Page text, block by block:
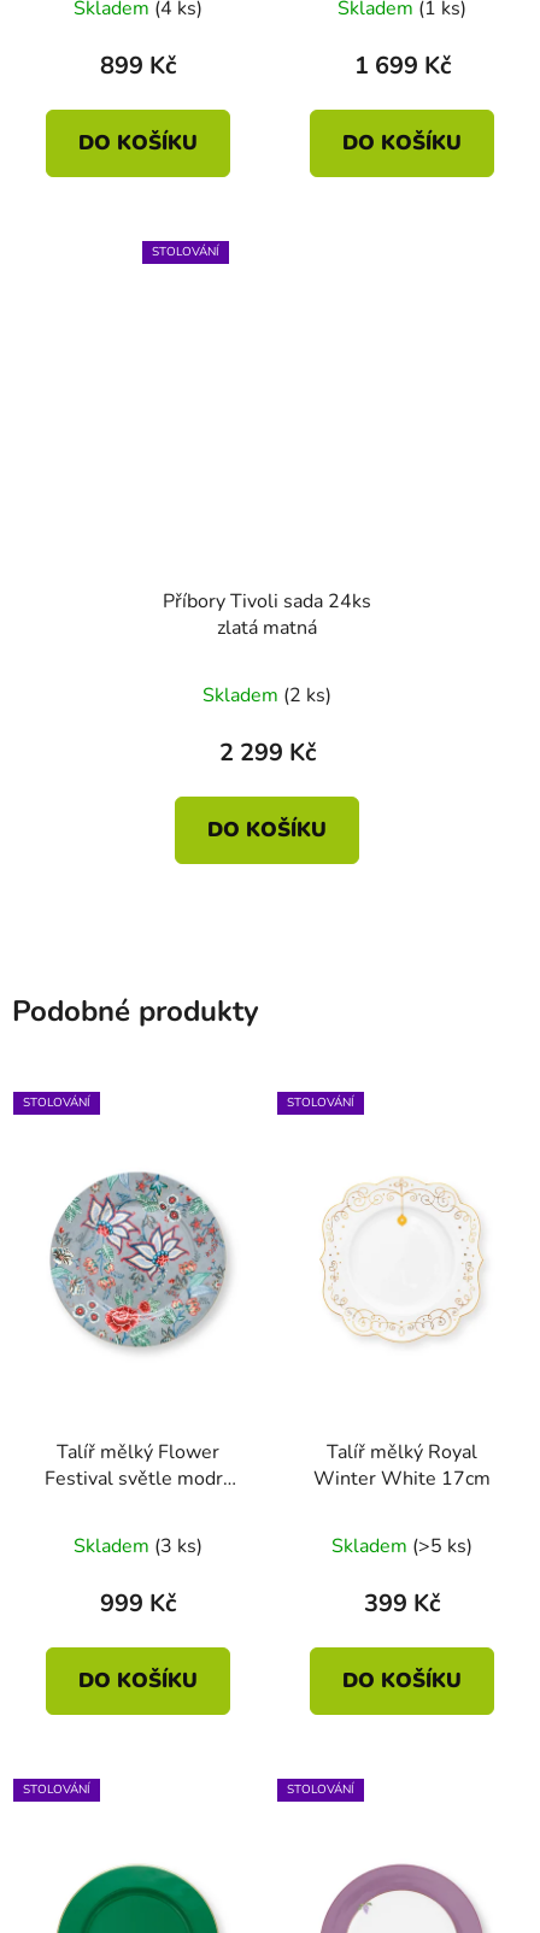
Skladem (4 ks)
899 Kč
DO KOŠÍKU
Skladem (1 ks)
1 699 Kč
DO KOŠÍKU
STOLOVÁNÍ
Příbory Tivoli sada 24ks
zlatá matná
Skladem (2 ks)
2 299 Kč
DO KOŠÍKU
Podobné produkty
STOLOVÁNÍ
Talíř mělký Flower
Festival světle modrá
Skladem (3 ks)
999 Kč
DO KOŠÍKU
STOLOVÁNÍ
Talíř mělký Royal
Winter White 17cm
Skladem (>5 ks)
399 Kč
DO KOŠÍKU
STOLOVÁNÍ STOLOVÁNÍ